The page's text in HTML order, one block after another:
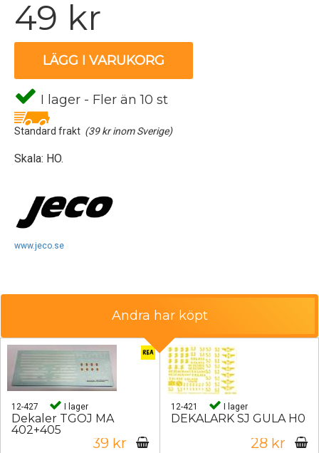
49 kr
LÄGG I VARUKORG
I lager - Fler än 10 st
Standard frakt (39 kr inom Sverige)
Skala: HO.
www.jeco.se
Andra har köpt
12-427 I lager
Dekaler TGOJ MA
402+405
39 kr
12-421 I lager
DEKALARK SJ GULA H0
28 kr